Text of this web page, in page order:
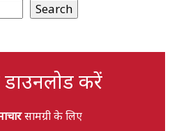
Search
करें
सामग्री के लिए